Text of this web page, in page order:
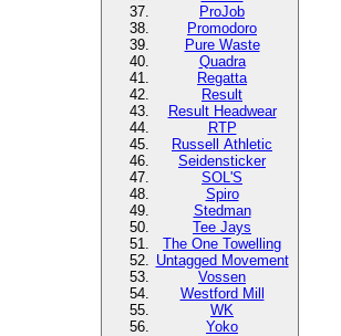
ProJob
Promodoro
Pure Waste
Quadra
Regatta
Result
Result Headwear
RTP
Russell Athletic
Seidensticker
SOL'S
Spiro
Stedman
Tee Jays
The One Towelling
Untagged Movement
Vossen
Westford Mill
WK
Yoko